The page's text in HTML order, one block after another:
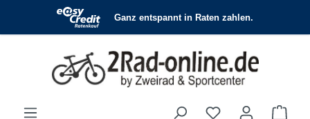
Zum Hauptinhalt springen
Du hast 0